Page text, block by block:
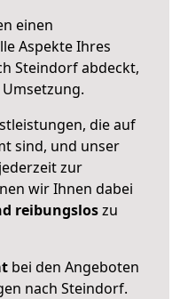
einen
Aspekte Ihres
Steindorf abdeckt,
die auf
sind, und unser
zur
wir Ihnen dabei
reibungsloszu
bei den Angeboten
nach Steindorf.